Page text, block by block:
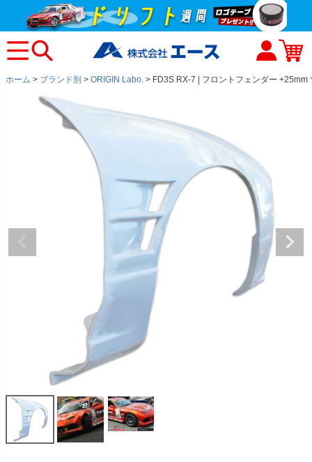
ホーム ブランド別 ORIGIN Labo. FD3S RX-7 | フロントフェンダー +25mm